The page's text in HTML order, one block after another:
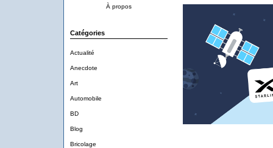
À propos
Catégories
Actualité
Anecdote
Art
Automobile
BD
Blog
Bricolage